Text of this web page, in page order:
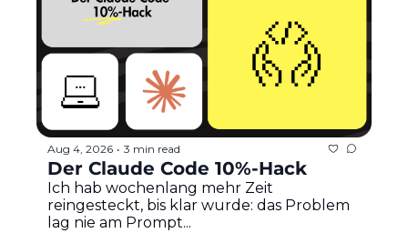
Aug 4, 2026 • 3 min read
Der Claude Code 10%-Hack
Ich hab wochenlang mehr Zeit
reingesteckt, bis klar wurde: das Problem
lag nie am Prompt...